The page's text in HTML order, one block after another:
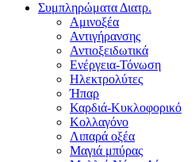
Συμπληρώματα Διατρ.
Αμινοξέα
Αντιγήρανσης
Αντιοξειδωτικά
Ενέργεια-Τόνωση
Ηλεκτρολύτες
Ήπαρ
Καρδιά-Κυκλοφορικό
Κολλαγόνο
Λιπαρά οξέα
Μαγιά μπύρας